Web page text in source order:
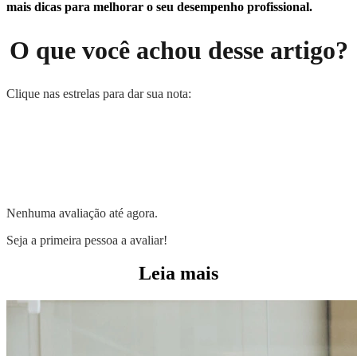
mais dicas para melhorar o seu desempenho profissional.
O que você achou desse artigo?
Clique nas estrelas para dar sua nota:
Nenhuma avaliação até agora.
Seja a primeira pessoa a avaliar!
Leia mais